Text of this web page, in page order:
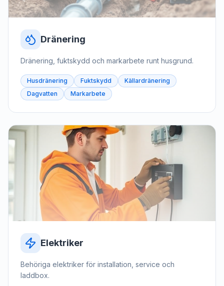
Dränering
Dränering, fuktskydd och markarbete runt husgrund.
Husdränering Fuktskydd
Källardränering
Dagvatten
Markarbete
Elektriker
Behöriga elektriker för installation, service och
laddbox.